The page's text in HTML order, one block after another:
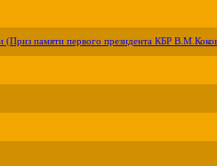
(Приз памяти первого президента КБР